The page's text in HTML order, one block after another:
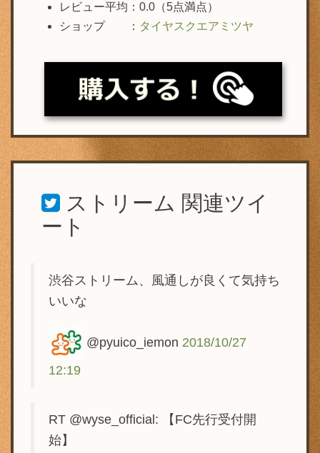
レビュー平均：0.0（5点満点）
ショップ ： タイヤスクエアミツヤ
ストリーム 関連ツイ
ート
渋谷ストリーム、風通しが良くて気持ち
いいな
@pyuico_iemon 2018/10/27
12:19
RT @wyse_official: 【FC先行受付開
始】